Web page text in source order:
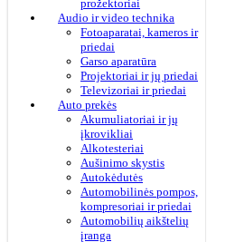
prožektoriai
Audio ir video technika
Fotoaparatai, kameros ir
priedai
Garso aparatūra
Projektoriai ir jų priedai
Televizoriai ir priedai
Auto prekės
Akumuliatoriai ir jų
įkrovikliai
Alkotesteriai
Aušinimo skystis
Autokėdutės
Automobilinės pompos,
kompresoriai ir priedai
Automobilių aikštelių
įranga